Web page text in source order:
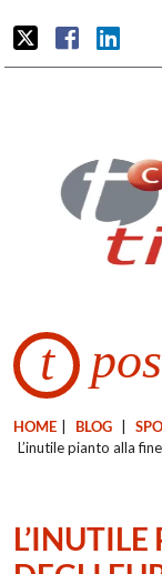
t
HOME BLOG
L’inutile pianto alla